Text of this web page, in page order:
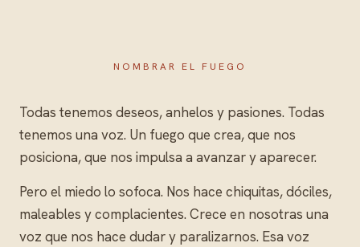
NOMBRAR EL FUEGO
Todas tenemos deseos, anhelos y pasiones. Todas
tenemos una voz. Un fuego que crea, que nos
posiciona, que nos impulsa a avanzar y aparecer.
Pero el miedo lo sofoca. Nos hace chiquitas, dóciles,
maleables y complacientes. Crece en nosotras una
voz que nos hace dudar y paralizarnos. Esa voz